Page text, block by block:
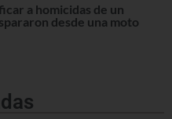
a homicidas de un
desde una moto